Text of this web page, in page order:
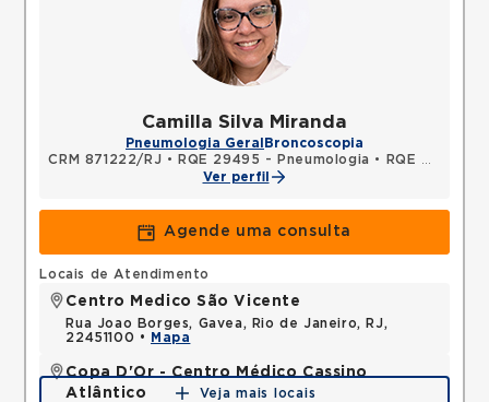
Camilla Silva Miranda
Pneumologia Geral Broncoscopia
CRM 871222/RJ • RQE 29495 - Pneumologia •
RQE 29496 - Clínica médica
Ver perfil
Agende uma consulta
Locais de Atendimento
Centro Medico São Vicente
Rua Joao Borges, Gavea, Rio de Janeiro, RJ,
22451100 •
Mapa
Copa D'Or - Centro Médico Cassino
Atlântico
Veja mais locais